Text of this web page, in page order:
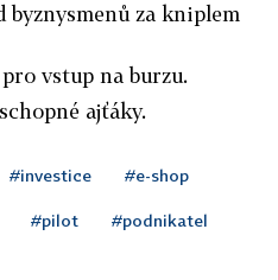
byznysmenů za kniplem
vstup na burzu.
ajťáky.
#investice #e-shop
#pilot #podnikatel